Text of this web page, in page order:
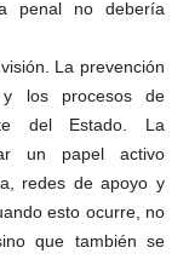
penal no debería
La prevención
los procesos de
del Estado. La
un papel activo
redes de apoyo y
esto ocurre, no
que también se